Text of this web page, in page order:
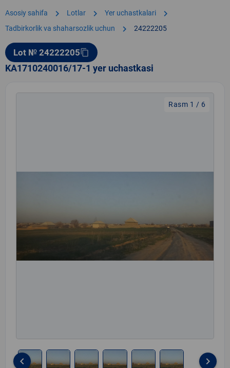
Asosiy sahifa chevron_right Lotlar chevron_right Yer uchastkalari chevron_right
Tadbirkorlik va shaharsozlik uchun chevron_right 24222205
Lot № 24222205content_copy
KA1710240016/17-1 yer uchastkasi
Rasm 1 / 6
keyboard_arrow_left keyboard_arrow_right